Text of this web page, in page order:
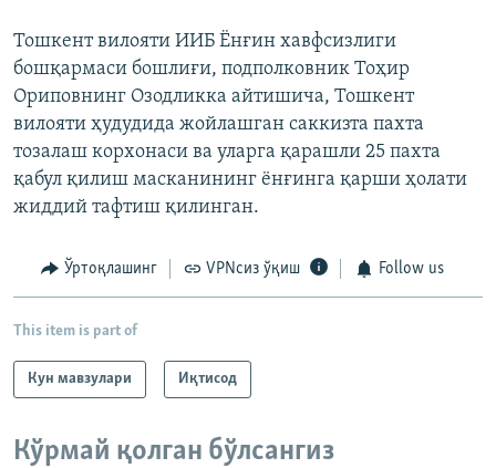
Тошкент вилояти ИИБ Ёнғин хавфсизлиги
бошқармаси бошлиғи, подполковник Тоҳир
Ориповнинг Озодликка айтишича, Тошкент
вилояти ҳудудида жойлашган саккизта пахта
тозалаш корхонаси ва уларга қарашли 25 пахта
қабул қилиш масканининг ёнғинга қарши ҳолати
жиддий тафтиш қилинган.
Ўртоқлашинг VPNсиз ўқиш Follow us
This item is part of
Кун мавзулари Иқтисод
Кўрмай қолган бўлсангиз